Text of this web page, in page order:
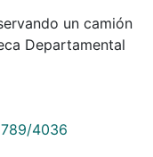
un camión
Departamental
4036